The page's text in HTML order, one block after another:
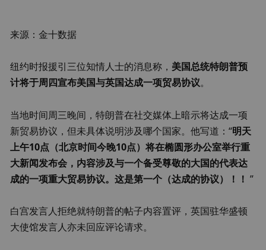
来源：金十数据
纽约时报援引三位知情人士的消息称， 美国总统特朗普预
计将于周四宣布美国与英国达成一项贸易协议。
当地时间周三晚间，特朗普在社交媒体上暗示将达成一项
新贸易协议，但未具体说明涉及哪个国家。他写道：“明天
上午10点（北京时间今晚10点）将在椭圆形办公室举行重
大新闻发布会，内容涉及与一个备受尊敬的大国的代表达
成的一项重大贸易协议。这是第一个（达成的协议）！！ ”
白宫发言人拒绝就特朗普的帖子内容置评，英国驻华盛顿
大使馆发言人亦未回应评论请求。